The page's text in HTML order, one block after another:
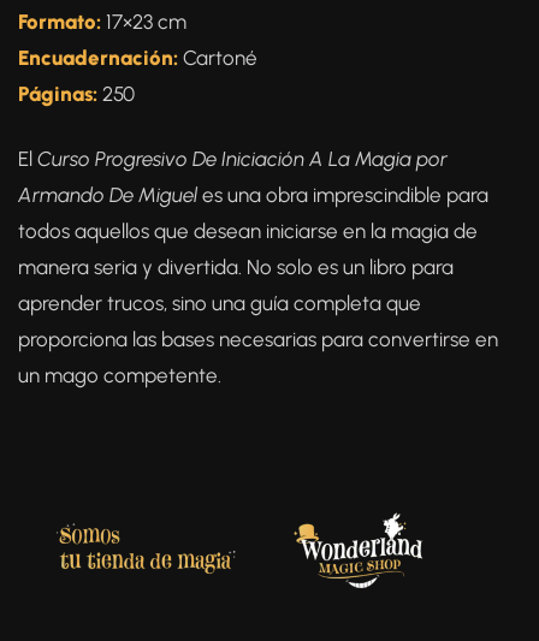
Formato: 17×23 cm
Encuadernación: Cartoné
Páginas: 250
El Curso Progresivo De Iniciación A La Magia por
Armando De Miguel es una obra imprescindible para
todos aquellos que desean iniciarse en la magia de
manera seria y divertida. No solo es un libro para
aprender trucos, sino una guía completa que
proporciona las bases necesarias para convertirse en
un mago competente.